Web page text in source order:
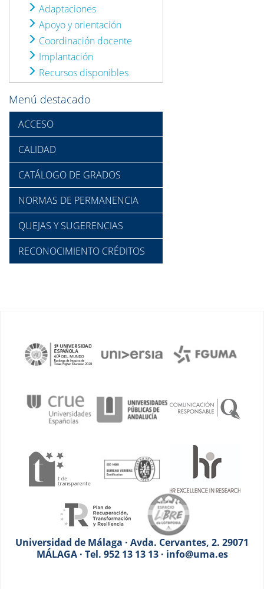
Adaptaciones
Apoyo y orientación
Coordinación docente
Implantación
Recursos disponibles
Menú destacado
ACCESO
CALIDAD
CATÁLOGO DE GRADOS
NORMAS DE PERMANENCIA
QUEJAS Y SUGERENCIAS
RECONOCIMIENTO CRÉDITOS
Universidad de Málaga · Avda. Cervantes, 2. 29071
MÁLAGA · Tel. 952 13 13 13 · info@uma.es